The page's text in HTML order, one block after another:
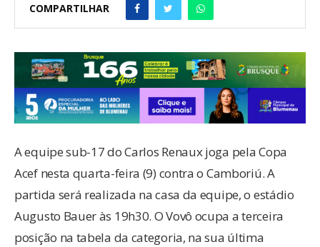
COMPARTILHAR
A equipe sub-17 do Carlos Renaux joga pela Copa
Acef nesta quarta-feira (9) contra o Camboriú. A
partida será realizada na casa da equipe, o estádio
Augusto Bauer às 19h30. O Vovô ocupa a terceira
posição na tabela da categoria, na sua última